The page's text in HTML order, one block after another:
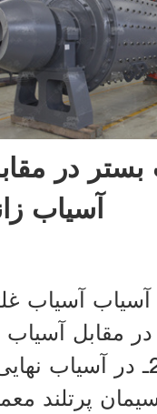
در
آسیاب
آسیاب
مقابل آسیاب
توپ در . 2ـ در آسیاب
پرتلند